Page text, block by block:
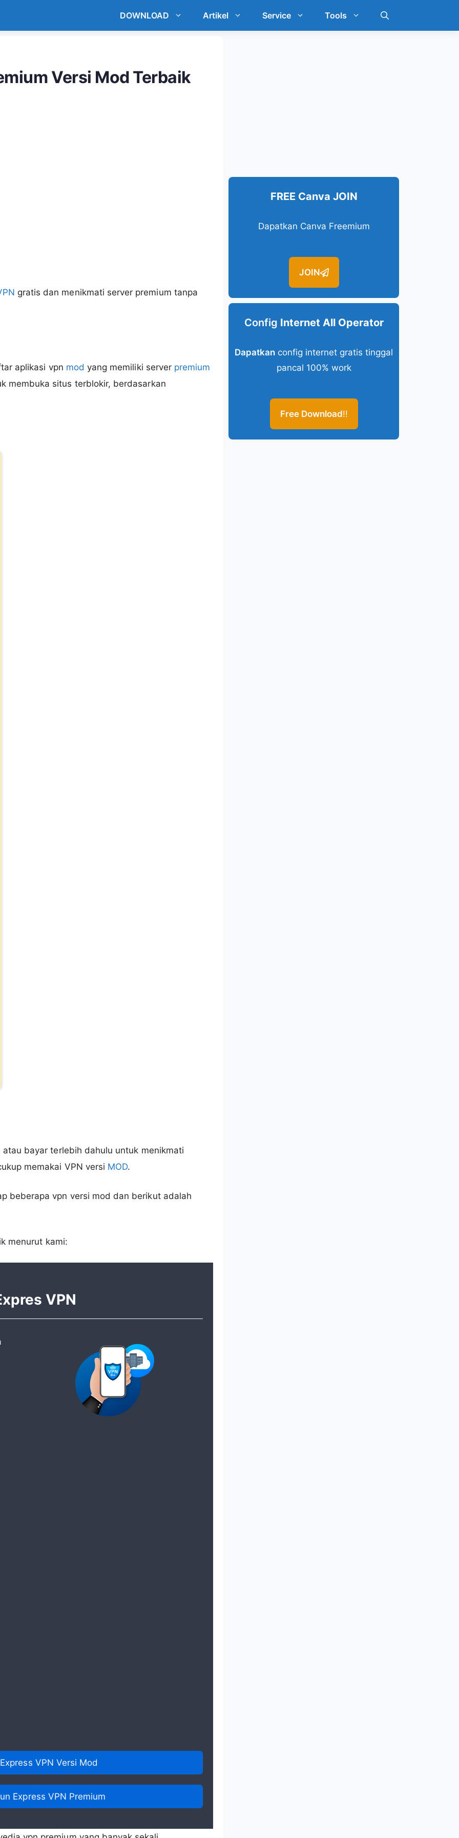
DOWNLOAD Artikel Service Tools
Versi Mod Terbaik
gratis dan menikmati server premium tanpa
aplikasi vpn mod yang memiliki server premium
membuka situs terblokir, berdasarkan
bayar terlebih dahulu untuk menikmati
memakai VPN versi MOD.
beberapa vpn versi mod dan berikut adalah
menurut kami:
VPN
VPN Versi Mod
Express VPN Premium
FREE Canva JOIN
Dapatkan Canva Freemium
JOIN
Config Internet All Operator
Dapatkan config internet gratis tinggal
pancal 100% work
Free Download!!